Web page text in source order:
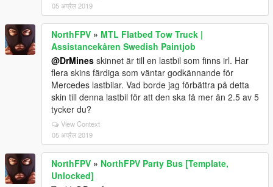
05 अप्रैल 2019
NorthFPV » MTL Flatbed Tow Truck |
Assistancekåren Swedish Paintjob
@DrMines skinnet är till en lastbil som finns irl. Har
flera skins färdiga som väntar godkännande för
Mercedes lastbilar. Vad borde jag förbättra på detta
skin till denna lastbil för att den ska få mer än 2.5 av 5
tycker du?
View Context
05 अप्रैल 2019
NorthFPV » NorthFPV Party Bus [Template,
Unlocked]